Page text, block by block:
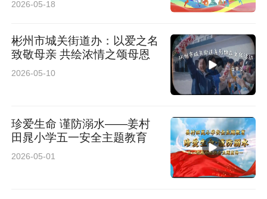
2026-05-18
彬州市城关街道办：以爱之名
致敬母亲 共绘浓情之颂母恩
2026-05-10
珍爱生命 谨防溺水——姜村
田晁小学五一安全主题教育
2026-05-01